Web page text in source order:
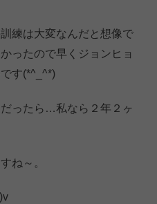
練は大変なんだと想像で
ったので早くジョンヒョ
す(*^_^*)
ったら…私なら２年２ヶ
ね～。